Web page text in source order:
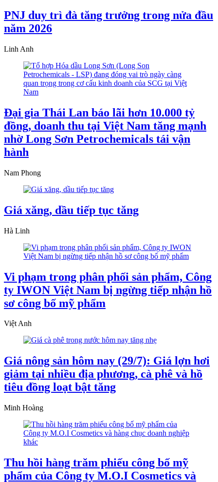
PNJ duy trì đà tăng trưởng trong nửa đầu
năm 2026
Linh Anh
Đại gia Thái Lan báo lãi hơn 10.000 tỷ
đồng, doanh thu tại Việt Nam tăng mạnh
nhờ Long Sơn Petrochemicals tái vận
hành
Nam Phong
Giá xăng, dầu tiếp tục tăng
Hà Linh
Vi phạm trong phân phối sản phẩm, Công
ty IWON Việt Nam bị ngừng tiếp nhận hồ
sơ công bố mỹ phẩm
Việt Anh
Giá nông sản hôm nay (29/7): Giá lợn hơi
giảm tại nhiều địa phương, cà phê và hồ
tiêu đồng loạt bật tăng
Minh Hoàng
Thu hồi hàng trăm phiếu công bố mỹ
phẩm của Công ty M.O.I Cosmetics và